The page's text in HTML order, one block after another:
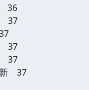
36
37
37
37
新 37